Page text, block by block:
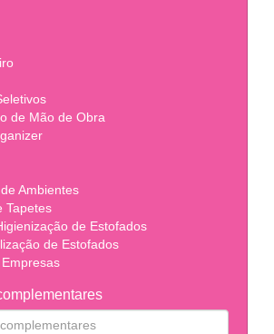
de Mão de Obra
Ambientes
Tapetes
de Estofados
de Estofados